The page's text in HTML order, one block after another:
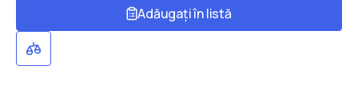
Adăugați în listă